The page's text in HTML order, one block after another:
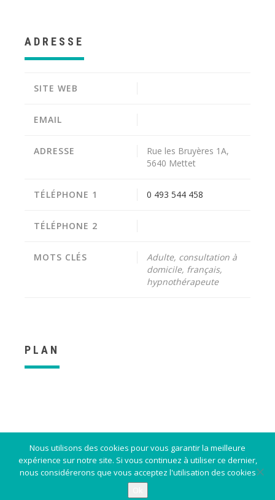
ADRESSE
SITE WEB
EMAIL
ADRESSE
Rue les Bruyères 1A,
5640 Mettet
TÉLÉPHONE 1 0 493 544 458
TÉLÉPHONE 2
MOTS CLÉS
Adulte, consultation à
domicile, français,
hypnothérapeute
PLAN
Contact
Nous utilisons des cookies pour vous garantir la meilleure
expérience sur notre site. Si vous continuez à utiliser ce dernier,
nous considérerons que vous acceptez l'utilisation des cookies